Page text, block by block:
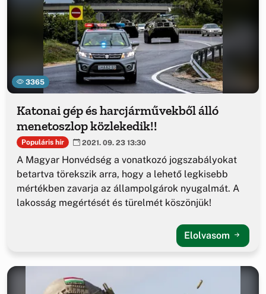
3365
Katonai gép és harcjárművekből álló
menetoszlop közlekedik!!
Populáris hír 2021. 09. 23 13:30
A Magyar Honvédség a vonatkozó jogszabályokat
betartva törekszik arra, hogy a lehető legkisebb
mértékben zavarja az állampolgárok nyugalmát. A
lakosság megértését és türelmét köszönjük!
Elolvasom